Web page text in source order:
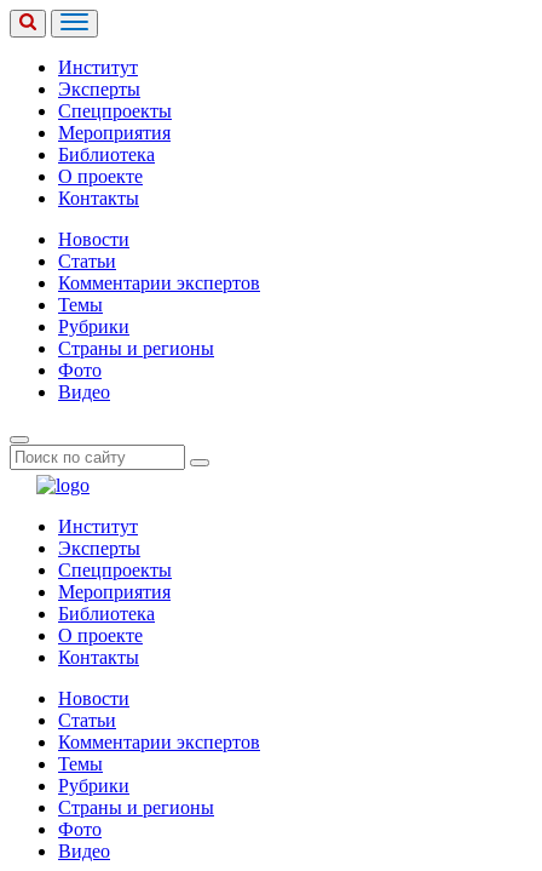
Институт
Эксперты
Спецпроекты
Мероприятия
Библиотека
О проекте
Контакты
Новости
Статьи
Комментарии экспертов
Темы
Рубрики
Страны и регионы
Фото
Видео
Институт
Эксперты
Спецпроекты
Мероприятия
Библиотека
О проекте
Контакты
Новости
Статьи
Комментарии экспертов
Темы
Рубрики
Страны и регионы
Фото
Видео